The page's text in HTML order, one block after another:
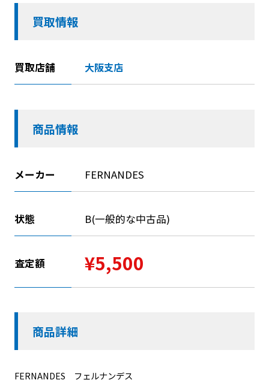
買取情報
買取店舗 大阪支店
商品情報
メーカー FERNANDES
状態 B(一般的な中古品)
査定額 ¥5,500
商品詳細
FERNANDES フェルナンデス